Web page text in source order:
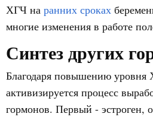
ХГЧ на ранних сроках
многие изменения в работе
Синтез других
Благодаря повышению уровня
активизируется процесс
гормонов. Первый - эстроген,